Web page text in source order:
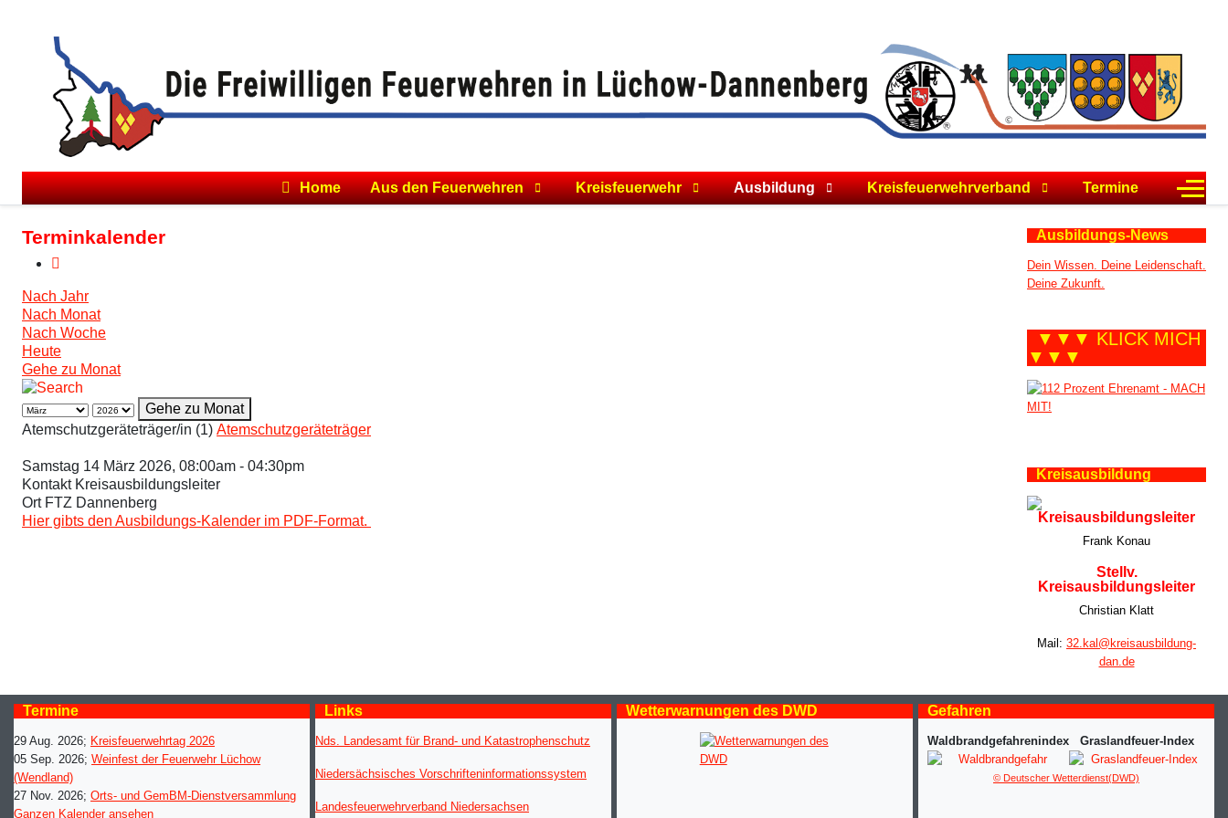
Home Aus den Feuerwehren Kreisfeuerwehr Ausbildung Kreisfeuerwehrverband Termine Off-
Terminkalender
Nach Jahr
Nach Monat
Nach Woche
Heute
Gehe zu Monat
Gehe zu Monat
Atemschutzgeräteträger/in (1) Atemschutzgeräteträger
Samstag 14 März 2026, 08:00am - 04:30pm
Kontakt Kreisausbildungsleiter
Ort FTZ Dannenberg
Hier gibts den Ausbildungs-Kalender im PDF-Format.
Ausbildungs-News
Dein Wissen. Deine Leidenschaft.
Deine Zukunft.
▼▼▼ KLICK MICH
▼▼▼
Kreisausbildung
Kreisausbildungsleiter
Frank Konau
Stellv.
Kreisausbildungsleiter
Christian Klatt
Mail: 32.kal@kreisausbildung-
dan.de
Termine
29 Aug. 2026; Kreisfeuerwehrtag 2026
05 Sep. 2026; Weinfest der Feuerwehr Lüchow
(Wendland)
27 Nov. 2026; Orts- und GemBM-Dienstversammlung
Ganzen Kalender ansehen
Links
Nds. Landesamt für Brand- und Katastrophenschutz
Niedersächsisches Vorschrifteninformationssystem
Landesfeuerwehrverband Niedersachsen
Wetterwarnungen des DWD Gefahren
Waldbrandgefahrenindex Graslandfeuer-Index
© Deutscher Wetterdienst(DWD)